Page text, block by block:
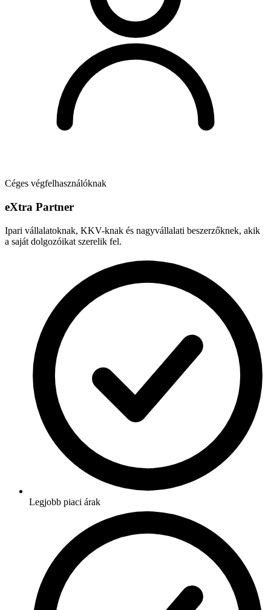
Céges végfelhasználóknak
eXtra Partner
Ipari vállalatoknak, KKV-knak és nagyvállalati beszerzőknek, akik
a saját dolgozóikat szerelik fel.
Legjobb piaci árak